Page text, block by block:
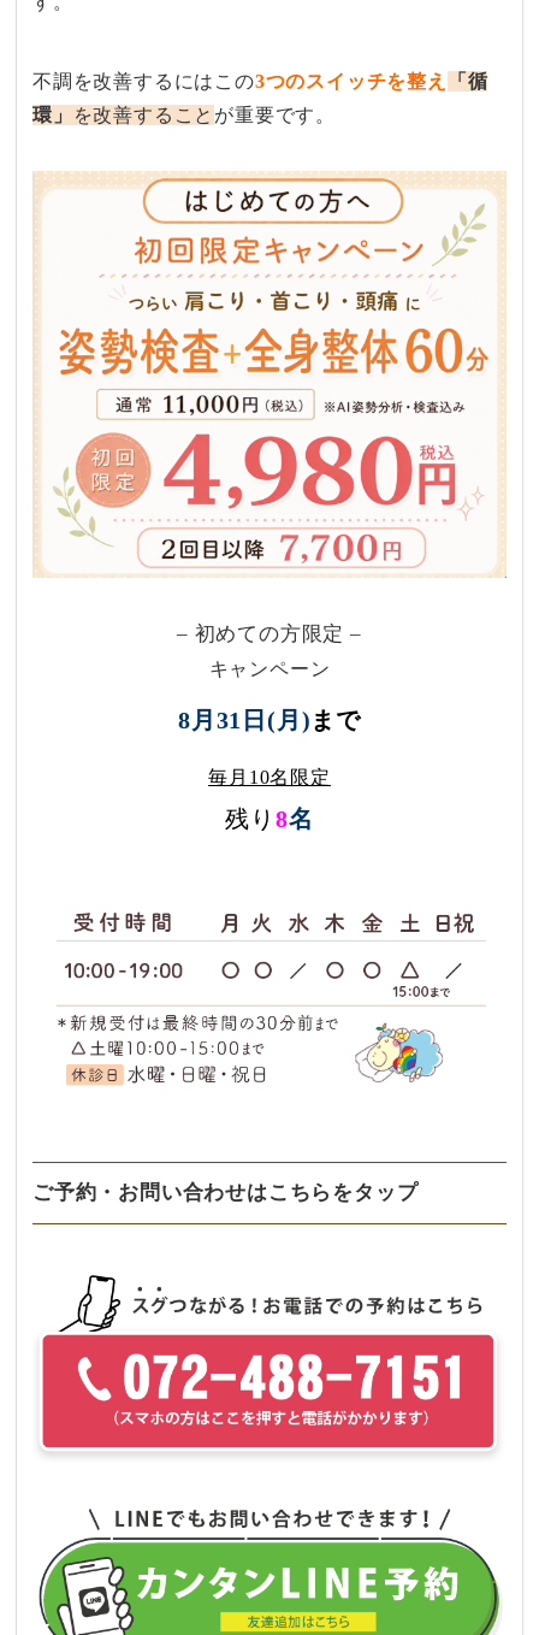
不調を​改善するには​この​3つの​スイッチを​整え
「循
環」
を​改善する​こと が​重要です。​
– 初めての方限定 –
キャンペーン
8月31日(月)まで
毎月10名限定
残り 8名
ご予約・お問い合わせはこちらをタップ